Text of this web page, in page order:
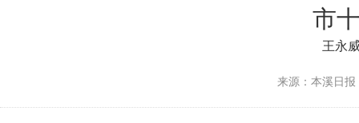
市
王永
来源：本溪日报